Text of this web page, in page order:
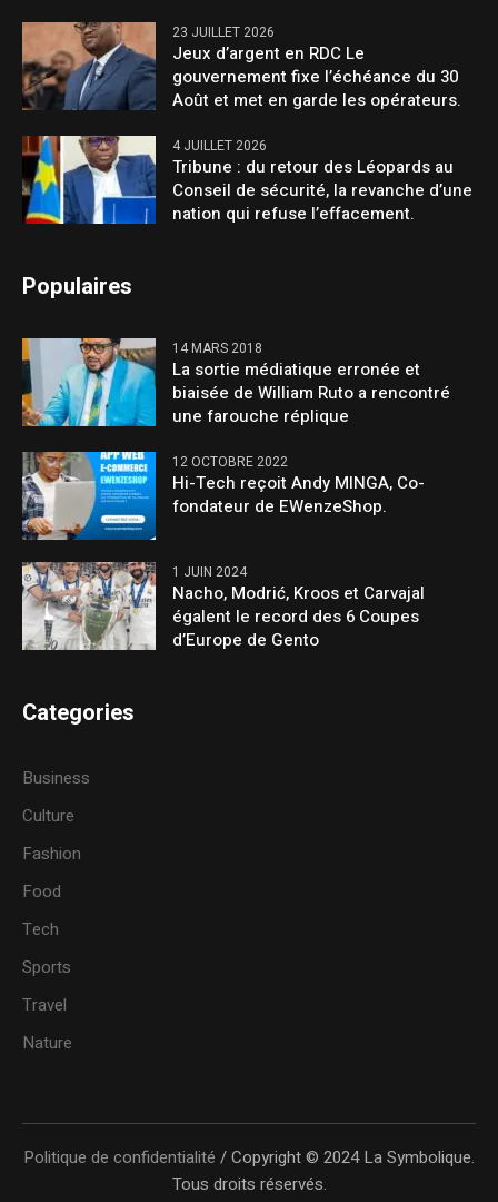
23 JUILLET 2026
Jeux d’argent en RDC Le
gouvernement fixe l’échéance du 30
Août et met en garde les opérateurs.
4 JUILLET 2026
Tribune : du retour des Léopards au
Conseil de sécurité, la revanche d’une
nation qui refuse l’effacement.
Populaires
14 MARS 2018
La sortie médiatique erronée et
biaisée de William Ruto a rencontré
une farouche réplique
12 OCTOBRE 2022
Hi-Tech reçoit Andy MINGA, Co-
fondateur de EWenzeShop.
1 JUIN 2024
Nacho, Modrić, Kroos et Carvajal
égalent le record des 6 Coupes
d’Europe de Gento
Categories
Business
Culture
Fashion
Food
Tech
Sports
Travel
Nature
Politique de confidentialité / Copyright © 2024 La Symbolique.
Tous droits réservés.